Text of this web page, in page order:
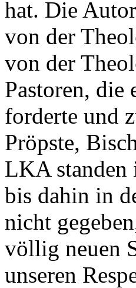
hat. Die
von der
von der
Pastoren, die
forderte und
Pröpste,
LKA standen
bis dahin in
nicht
völlig neuen
unseren